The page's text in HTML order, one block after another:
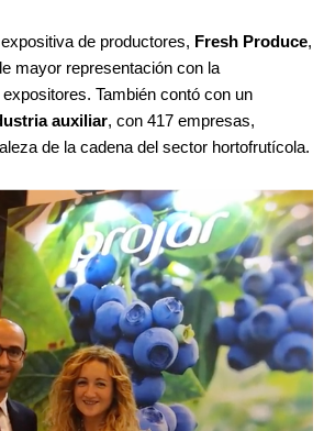
de productores, Fresh Produce,
mayor representación con la
También contó con un
auxiliar, con 417 empresas,
de la cadena del sector hortofrutícola.